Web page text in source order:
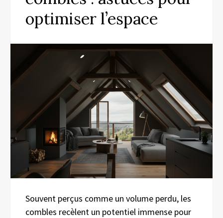
optimiser l’espace
Souvent perçus comme un volume perdu, les
combles recèlent un potentiel immense pour